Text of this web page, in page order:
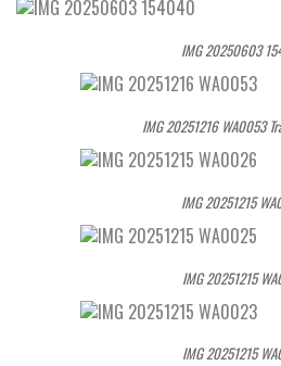
IMG 20250603
IMG 20251216 WA0053
IMG 20251215
IMG 20251215
IMG 20251215